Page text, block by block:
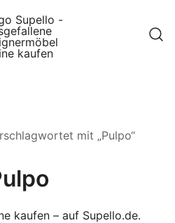
mit „Pulpo“
kaufen – auf Supello.de.